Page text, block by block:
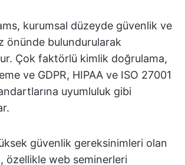
kurumsal düzeyde güvenlik ve
önünde bulundurularak
Çok faktörlü kimlik doğrulama,
ve GDPR, HIPAA ve ISO 27001
uyumluluk gibi
güvenlik gereksinimleri olan
özellikle web seminerleri